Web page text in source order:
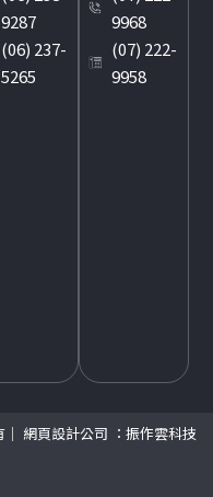
9287
(06) 237-
5265
9968
(07) 222-
9958
網頁設計公司 ：振作雲科技